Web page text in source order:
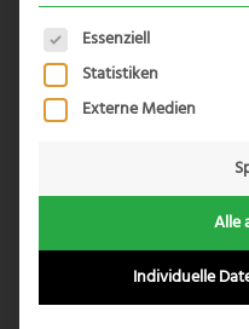
Sango Safari Camp liegt
großer Bäumen
Lage am Rande des
der Grenze zumMoremi
Wildreichtums dieses
Mahlzeiten,
Parkgebühren und
Pirschfahrten
Mokorofahrten.
Es folgt eine Liste der
Essenziell
Statistiken
Externe Medien
Alle
Individuelle